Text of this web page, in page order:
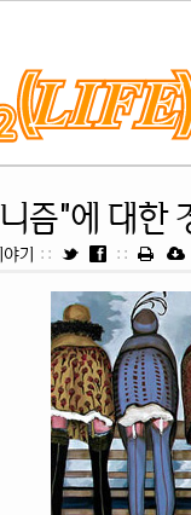
즘"에 대한
야기 :: ::